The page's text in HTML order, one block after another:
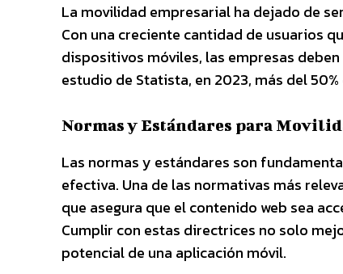
La movilidad empresarial ha dejado de
Con una creciente cantidad de usuarios
dispositivos móviles, las empresas
estudio de Statista, en 2023, más del
Normas y Estándares para
Las normas y estándares son
efectiva. Una de las normativas más
que asegura que el contenido web sea
Cumplir con estas directrices no solo
potencial de una aplicación móvil.